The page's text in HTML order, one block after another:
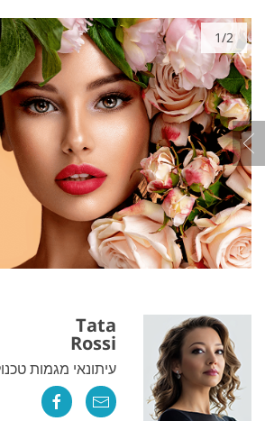
1/2
Tata
Rossi
עיתונאי מגמות